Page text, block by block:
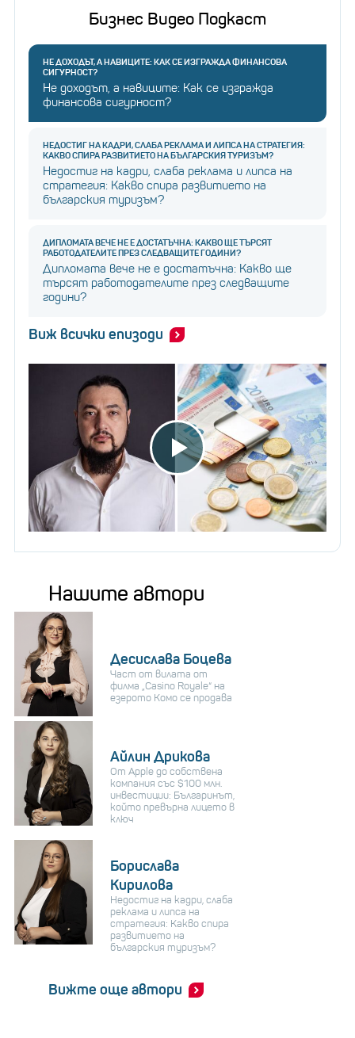
Бизнес Видео Подкаст
НЕ ДОХОДЪТ, А НАВИЦИТЕ: КАК СЕ ИЗГРАЖДА ФИНАНСОВА
СИГУРНОСТ?
Не доходът, а навиците: Как се изгражда
финансова сигурност?
НЕДОСТИГ НА КАДРИ, СЛАБА РЕКЛАМА И ЛИПСА НА СТРАТЕГИЯ:
КАКВО СПИРА РАЗВИТИЕТО НА БЪЛГАРСКИЯ ТУРИЗЪМ?
Недостиг на кадри, слаба реклама и липса на
стратегия: Какво спира развитието на
българския туризъм?
ДИПЛОМАТА ВЕЧЕ НЕ Е ДОСТАТЪЧНА: КАКВО ЩЕ ТЪРСЯТ
РАБОТОДАТЕЛИТЕ ПРЕЗ СЛЕДВАЩИТЕ ГОДИНИ?
Дипломата вече не е достатъчна: Какво ще
търсят работодателите през следващите
години?
Виж всички епизоди
Нашите автори
Десислава Боцева
Част от вилата от
филма „Casino Royale“ на
езерото Комо се продава
Айлин Дрикова
От Apple до собствена
компания със $100 млн.
инвестиции: Българинът,
който превърна лицето в
ключ
Борислава
Кирилова
Недостиг на кадри, слаба
реклама и липса на
стратегия: Какво спира
развитието на
българския туризъм?
Вижте още автори